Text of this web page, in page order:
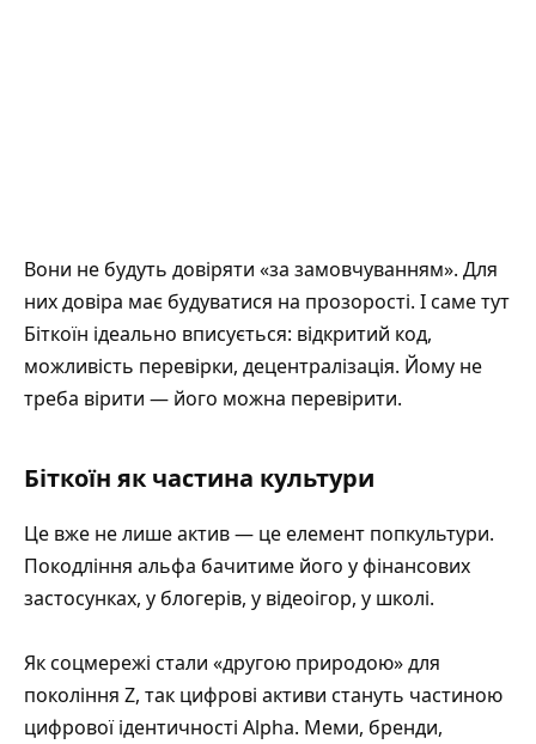
Вони не будуть довіряти «за замовчуванням». Для
них довіра має будуватися на прозорості. І саме тут
Біткоїн ідеально вписується: відкритий код,
можливість перевірки, децентралізація. Йому не
треба вірити — його можна перевірити.
Біткоїн як частина культури
Це вже не лише актив — це елемент попкультури.
Покодління альфа бачитиме його у фінансових
застосунках, у блогерів, у відеоігор, у школі.
Як соцмережі стали «другою природою» для
покоління Z, так цифрові активи стануть частиною
цифрової ідентичності Alpha. Меми, бренди,